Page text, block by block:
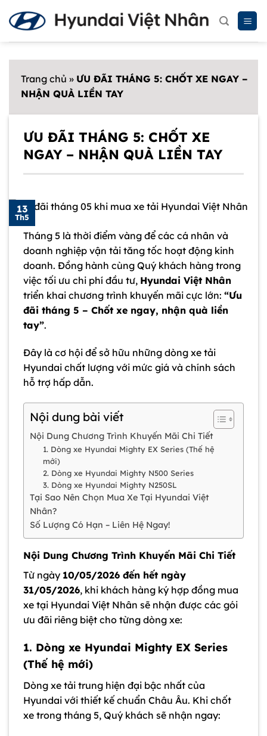
đến
Trang chủ » ƯU ĐÃI THÁNG 5: CHỐT XE NGAY –
NHẬN QUÀ LIỀN TAY
ƯU ĐÃI THÁNG 5: CHỐT XE
NGAY – NHẬN QUÀ LIỀN TAY
13
Th5
Tháng 5 là thời điểm vàng để các cá nhân và
doanh nghiệp vận tải tăng tốc hoạt động kinh
doanh. Đồng hành cùng Quý khách hàng trong
việc tối ưu chi phí đầu tư, Hyundai Việt Nhân
triển khai chương trình khuyến mãi cực lớn: “Ưu
đãi tháng 5 – Chốt xe ngay, nhận quà liền
tay”.
Đây là cơ hội để sở hữu những dòng xe tải
Hyundai chất lượng với mức giá và chính sách
hỗ trợ hấp dẫn.
Nội dung bài viết
Nội Dung Chương Trình Khuyến Mãi Chi Tiết
1. Dòng xe Hyundai Mighty EX Series (Thế hệ
mới)
2. Dòng xe Hyundai Mighty N500 Series
3. Dòng xe Hyundai Mighty N250SL
Tại Sao Nên Chọn Mua Xe Tại Hyundai Việt
Nhân?
Số Lượng Có Hạn – Liên Hệ Ngay!
Nội Dung Chương Trình Khuyến Mãi Chi Tiết
Từ ngày 10/05/2026 đến hết ngày
31/05/2026, khi khách hàng ký hợp đồng mua
xe tại Hyundai Việt Nhân sẽ nhận được các gói
ưu đãi riêng biệt cho từng dòng xe:
1. Dòng xe Hyundai Mighty EX Series
(Thế hệ mới)
Dòng xe tải trung hiện đại bậc nhất của
Hyundai với thiết kế chuẩn Châu Âu. Khi chốt
xe trong tháng 5, Quý khách sẽ nhận ngay: